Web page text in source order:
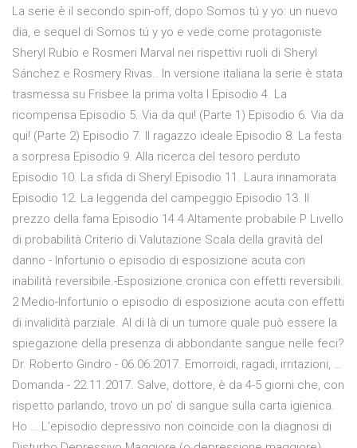
La serie è il secondo spin-off, dopo Somos tú y yo: un nuevo
dia, e sequel di Somos tú y yo e vede come protagoniste
Sheryl Rubio e Rosmeri Marval nei rispettivi ruoli di Sheryl
Sánchez e Rosmery Rivas.. In versione italiana la serie è stata
trasmessa su Frisbee la prima volta l Episodio 4. La
ricompensa Episodio 5. Via da qui! (Parte 1) Episodio 6. Via da
qui! (Parte 2) Episodio 7. Il ragazzo ideale Episodio 8. La festa
a sorpresa Episodio 9. Alla ricerca del tesoro perduto
Episodio 10. La sfida di Sheryl Episodio 11. Laura innamorata
Episodio 12. La leggenda del campeggio Episodio 13. Il
prezzo della fama Episodio 14 4 Altamente probabile P Livello
di probabilità Criterio di Valutazione Scala della gravità del
danno - Infortunio o episodio di esposizione acuta con
inabilità reversibile.-Esposizione cronica con effetti reversibili.
2 Medio-Infortunio o episodio di esposizione acuta con effetti
di invalidità parziale. Al di là di un tumore quale può essere la
spiegazione della presenza di abbondante sangue nelle feci?
Dr. Roberto Gindro - 06.06.2017. Emorroidi, ragadi, irritazioni, …
Domanda - 22.11.2017. Salve, dottore, è da 4-5 giorni che, con
rispetto parlando, trovo un po’ di sangue sulla carta igienica.
Ho … L’episodio depressivo non coincide con la diagnosi di